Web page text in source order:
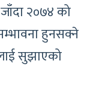
२०७४ को
हुनसक्ने
सुझाएको